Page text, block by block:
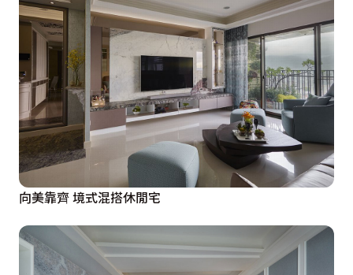
向美靠齊 境式混搭休閒宅